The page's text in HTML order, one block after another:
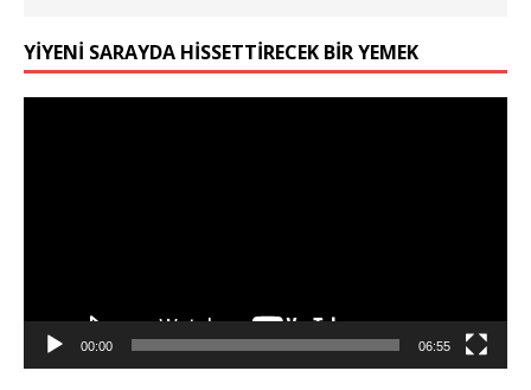
YIYENI SARAYDA HISSETTIRECEK BIR YEMEK
00:00 06:55